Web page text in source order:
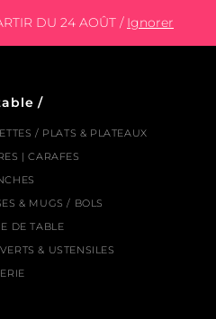
DU 24 AOÛT / Ignorer
/
/ PLATS & PLATEAUX
| CARAFES
& MUGS / BOLS
DE TABLE
& USTENSILES